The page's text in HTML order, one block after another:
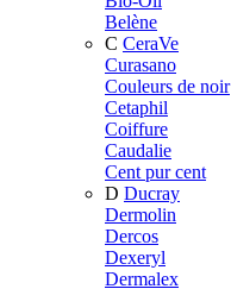
Belène
C CeraVe
Curasano
Couleurs de noir
Cetaphil
Coiffure
Caudalie
Cent pur cent
D Ducray
Dermolin
Dercos
Dexeryl
Dermalex